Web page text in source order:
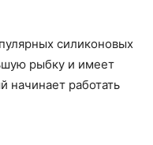
силиконовых
рыбку и имеет
начинает работать